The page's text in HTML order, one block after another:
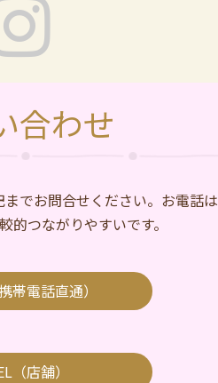
合わせ
でお問合せください。お電話は
的つながりやすいです。
帯電話直通）
（店舗）